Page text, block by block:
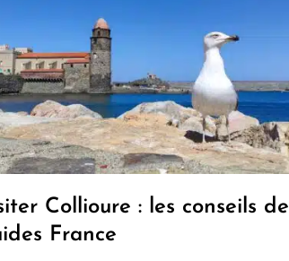
Collioure : les conseils de
France